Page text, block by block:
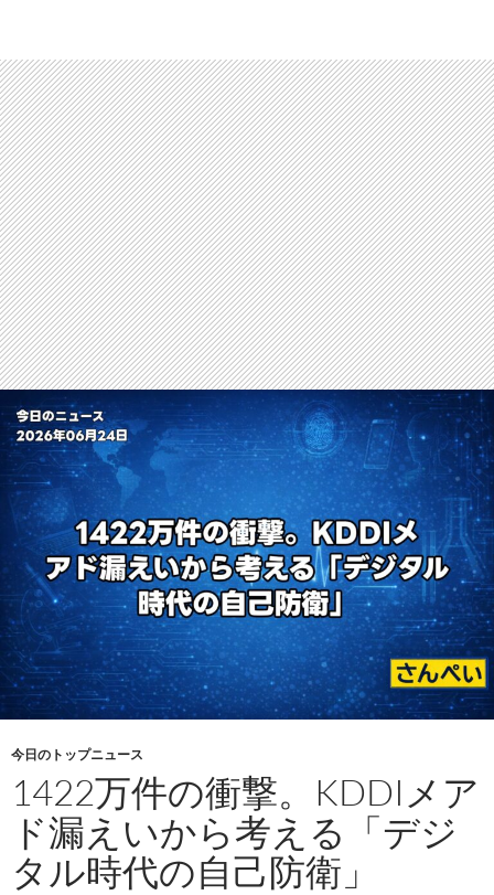
今日のトップニュース
1422万件の衝撃。KDDIメア
ド漏えいから考える「デジ
タル時代の自己防衛」